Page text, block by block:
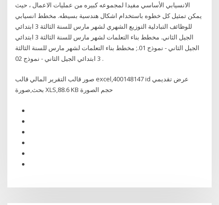
الانسيابي الأساسي مفيدا لمجموعه كبيره من عمليات الاعمال ، حيث
يمكن تمثيل كل خطوه باستخدام اشكال هندسية بسيطه. مخطط انسيابي
للوظائف التبادلية التوزيع الشهري لشهر مارس للسنة الثالثة 3 ابتدائي
الجيل الثاني. مخطط بناء التعلمات لشهر مارس للسنة الثالثة 3 ابتدائي
الجيل الثاني - نموذج 01.; مخطط بناء التعلمات لشهر مارس للسنة الثالثة
3 ابتدائي الجيل الثاني - نموذج 02 .
صور قالب التقرير المالي قالب excel,400148147 id عرض تقديمي
بحث,صورة XLS,88.6 KB حجم الصورة